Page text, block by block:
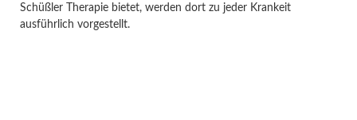
Schüßler Therapie bietet, werden dort zu jeder Krankeit
ausführlich vorgestellt.